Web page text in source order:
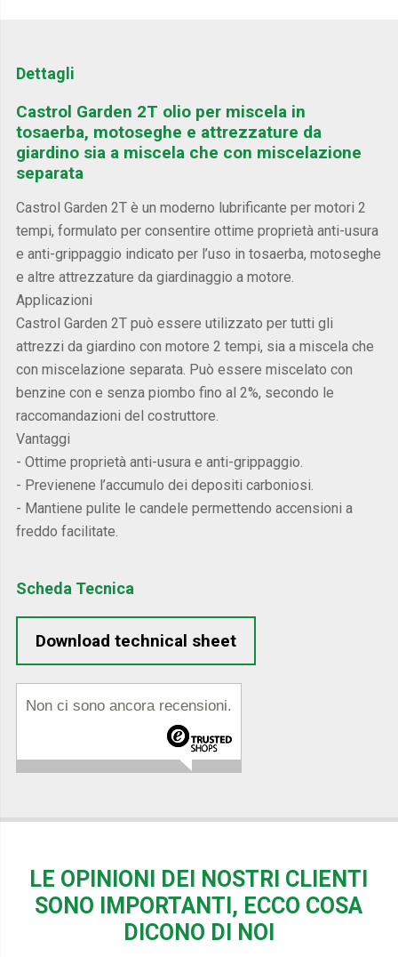
Dettagli
Castrol Garden 2T olio per miscela in
tosaerba, motoseghe e attrezzature da
giardino sia a miscela che con miscelazione
separata
Castrol Garden 2T è un moderno lubrificante per motori 2
tempi, formulato per consentire ottime proprietà anti-usura
e anti-grippaggio indicato per l’uso in tosaerba, motoseghe
e altre attrezzature da giardinaggio a motore.
Applicazioni
Castrol Garden 2T può essere utilizzato per tutti gli
attrezzi da giardino con motore 2 tempi, sia a miscela che
con miscelazione separata. Può essere miscelato con
benzine con e senza piombo fino al 2%, secondo le
raccomandazioni del costruttore.
Vantaggi
- Ottime proprietà anti-usura e anti-grippaggio.
- Previenene l’accumulo dei depositi carboniosi.
- Mantiene pulite le candele permettendo accensioni a
freddo facilitate.
Scheda Tecnica
Download technical sheet
Non ci sono ancora recensioni.
LE OPINIONI DEI NOSTRI CLIENTI
SONO IMPORTANTI, ECCO COSA
DICONO DI NOI